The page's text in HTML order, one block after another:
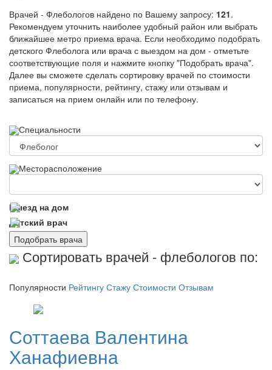
Врачей - Флебологов найдено по Вашему запросу: 121.
Рекомендуем уточнить наиболее удобный район или выбрать
ближайшее метро приема врача. Если необходимо подобрать
детского Флеболога или врача с выездом на дом - отметьте
соответствующие поля и нажмите кнопку "Подобрать врача".
Далее вы сможете сделать сортировку врачей по стоимости
приема, популярности, рейтингу, стажу или отзывам и
записаться на прием онлайн или по телефону.
Специальности
Месторасположение
Выезд на дом
Детский врач
Подобрать врача
Сортировать врачей - флебологов по:
Популярности Рейтингу Стажу Стоимости Отзывам
Соттаева Валентина
Ханафиевна